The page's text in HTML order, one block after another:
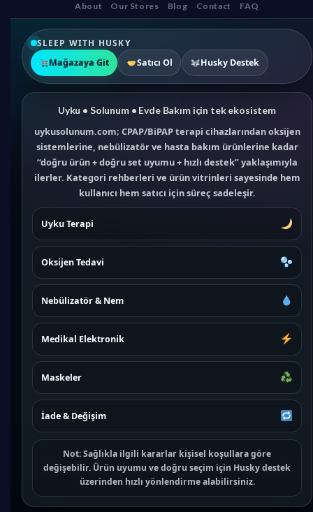
About Our Stores Blog Contact FAQ
SLEEP WITH HUSKY
Mağazaya Git
Satıcı Ol Husky Destek
Uyku • Solunum • Evde Bakım için tek ekosistem
uykusolunum.com; CPAP/BiPAP terapi cihazlarından oksijen
sistemlerine, nebülizatör ve hasta bakım ürünlerine kadar
“doğru ürün + doğru set uyumu + hızlı destek” yaklaşımıyla
ilerler. Kategori rehberleri ve ürün vitrinleri sayesinde hem
kullanıcı hem satıcı için süreç sadeleşir.
Uyku Terapi
Oksijen Tedavi
Nebülizatör & Nem
Medikal Elektronik
Maskeler
İade & Değişim
Not:Sağlıkla ilgili kararlar kişisel koşullara göre
değişebilir. Ürün uyumu ve doğru seçim için Husky destek
üzerinden hızlı yönlendirme alabilirsiniz.